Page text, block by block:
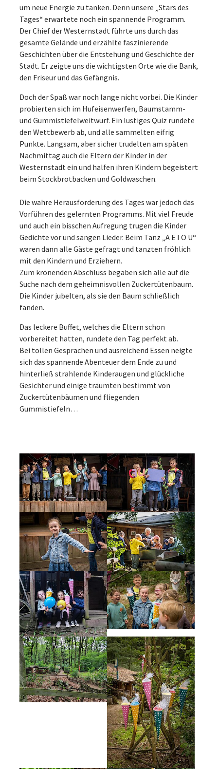
um neue Energie zu tanken. Denn unsere „Stars des
Tages“ erwartete noch ein spannende Programm.
Der Chief der Westernstadt führte uns durch das
gesamte Gelände und erzählte faszinierende
Geschichten über die Entstehung und Geschichte der
Stadt. Er zeigte uns die wichtigsten Orte wie die Bank,
den Friseur und das Gefängnis.
Doch der Spaß war noch lange nicht vorbei. Die Kinder
probierten sich im Hufeisenwerfen, Baumstamm-
und Gummistiefelweitwurf. Ein lustiges Quiz rundete
den Wettbewerb ab, und alle sammelten eifrig
Punkte. Langsam, aber sicher trudelten am späten
Nachmittag auch die Eltern der Kinder in der
Westernstadt ein und halfen ihren Kindern begeistert
beim Stockbrotbacken und Goldwaschen.
Die wahre Herausforderung des Tages war jedoch das
Vorführen des gelernten Programms. Mit viel Freude
und auch ein bisschen Aufregung trugen die Kinder
Gedichte vor und sangen Lieder. Beim Tanz „A E I O U“
waren dann alle Gäste gefragt und tanzten fröhlich
mit den Kindern und Erziehern.
Zum krönenden Abschluss begaben sich alle auf die
Suche nach dem geheimnisvollen Zuckertütenbaum.
Die Kinder jubelten, als sie den Baum schließlich
fanden.
Das leckere Buffet, welches die Eltern schon
vorbereitet hatten, rundete den Tag perfekt ab.
Bei tollen Gesprächen und ausreichend Essen neigte
sich das spannende Abenteuer dem Ende zu und
hinterließ strahlende Kinderaugen und glückliche
Gesichter und einige träumten bestimmt von
Zuckertütenbäumen und fliegenden
Gummistiefeln…